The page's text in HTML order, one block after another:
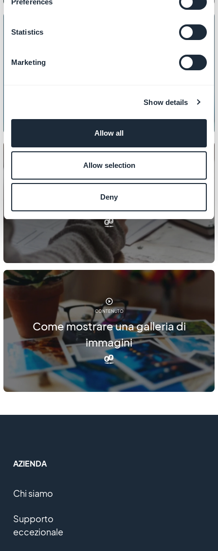
Preferences
Statistics
Marketing
Show details
Allow all
Allow selection
Deny
Come personalizzare la tua pagina
Come creare articoli
CONTENUTO
Come mostrare una galleria di
immagini
AZIENDA
Chi siamo
Supporto
eccezionale